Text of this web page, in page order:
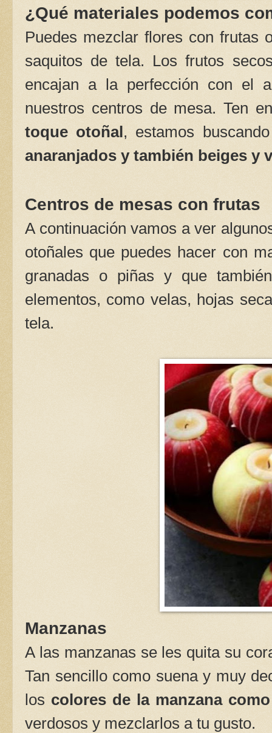
¿Qué materiales podemos
Puedes mezclar flores con frutas
saquitos de tela. Los frutos
encajan a la perfección con el
nuestros centros de mesa. Ten
toque otoñal, estamos
anaranjados y también beiges y
Centros de mesas con frutas
A continuación vamos a ver
otoñales que puedes hacer con
granadas o piñas y que
elementos, como velas, hojas
tela.
Manzanas
A las manzanas se les quita su
Tan sencillo como suena y muy
los colores de la manzana
verdosos y mezclarlos a tu gusto.